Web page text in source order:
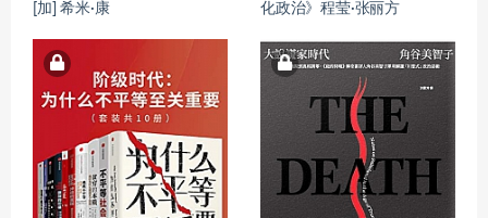
[加] 希米·康
化政治》程莹·张丽方